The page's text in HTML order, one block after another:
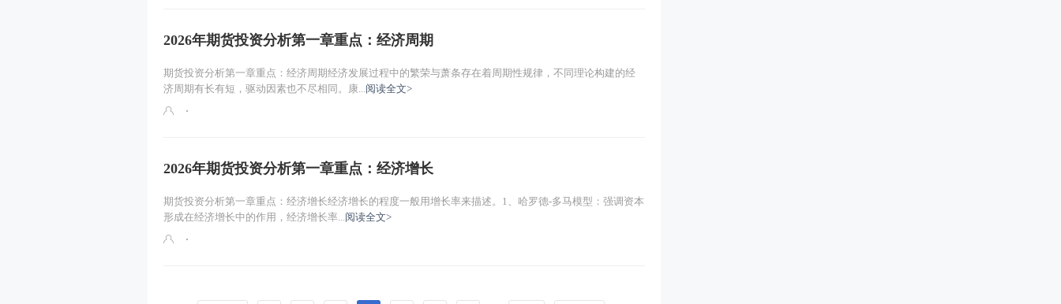
2026年期货投资分析第一章重点：经济周期
期货投资分析第一章重点：经济周期经济发展过程中的繁荣与萧条存在着周期性规律，不同理论构建的经
济周期有长有短，驱动因素也不尽相同。康...阅读全文>
2026年期货投资分析第一章重点：经济增长
期货投资分析第一章重点：经济增长经济增长的程度一般用增长率来描述。1、哈罗德-多马模型：强调资本
形成在经济增长中的作用，经济增长率...阅读全文>